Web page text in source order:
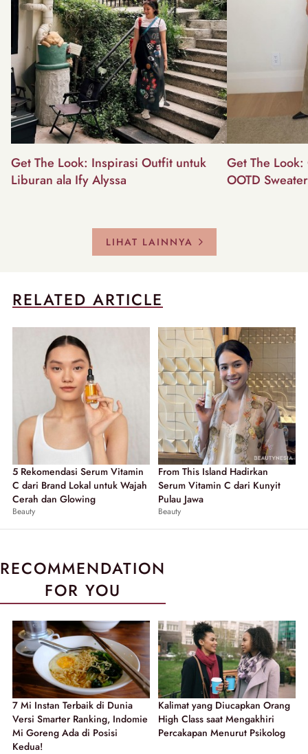
Get The Look: Inspirasi Outfit untuk
Liburan ala Ify Alyssa
Get The
OOTD
LIHAT LAINNYA
RELATED ARTICLE
5 Rekomendasi Serum Vitamin
C dari Brand Lokal untuk Wajah
Cerah dan Glowing
Beauty
From This Island Hadirkan
Serum Vitamin C dari Kunyit
Pulau Jawa
Beauty
RECOMMENDATION
FOR YOU
7 Mi Instan Terbaik di Dunia
Versi Smarter Ranking, Indomie
Mi Goreng Ada di Posisi
Kedua!
Kalimat yang Diucapkan Orang
High Class saat Mengakhiri
Percakapan Menurut Psikolog